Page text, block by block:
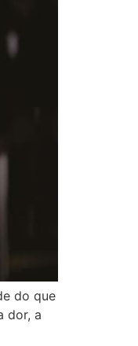
do que
dor, a